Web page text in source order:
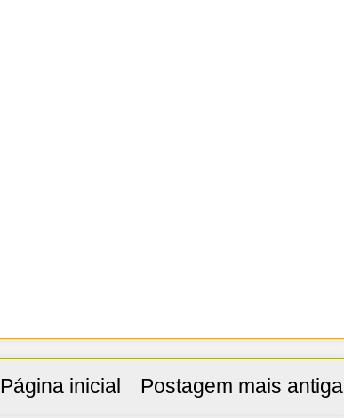
Postagem mais antiga
Página inicial